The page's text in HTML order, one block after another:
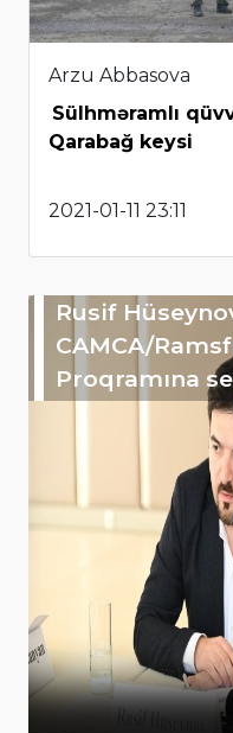
Arzu Abbasova
Sülhməramlı
Qarabağ keysi
2021-01-11 23:11
Rusif
CAMCA/
Proqramına